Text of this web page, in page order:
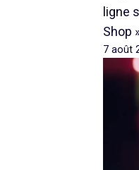
ligne
Shop
7 août